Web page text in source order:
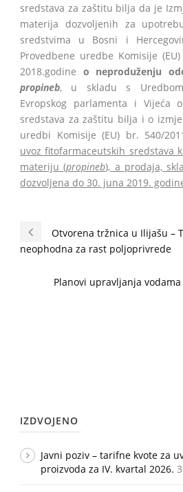
sredstava za zaštitu bilja da je
materija dozvoljenih za
sredstvima u Bosni i
Provedbene uredbe Komisije
2018.godine o neproduženju
propineb, u skladu s
Evropskog parlamenta i Vijeća
sredstava za zaštitu bilja i o
uredbi Komisije (EU) br. 540/
uvoz fitofarmaceutskih sredstava
materiju (propineb), a prodaja,
dozvoljena do 30. juna 2019.
Otvorena tržnica u Ilijašu –
neophodna za rast poljoprivrede
Planovi upravljanja
IZDVOJENO
Javni poziv – tarifne kvote za
proizvoda za IV. kvartal 2026.